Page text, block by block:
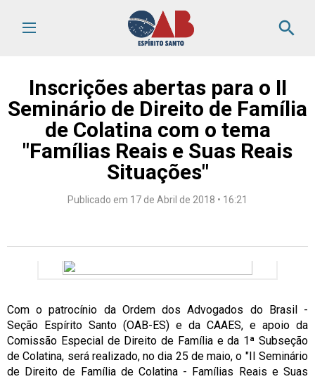
search
Inscrições abertas para o II
Seminário de Direito de Família
de Colatina com o tema
"Famílias Reais e Suas Reais
Situações"
Publicado em 17 de Abril de 2018 • 16:21
Com o patrocínio da Ordem dos Advogados do Brasil -
Seção Espírito Santo (OAB-ES) e da CAAES, e apoio da
Comissão Especial de Direito de Família e da 1ª Subseção
de Colatina, será realizado, no dia 25 de maio, o "II Seminário
de Direito de Família de Colatina - Famílias Reais e Suas